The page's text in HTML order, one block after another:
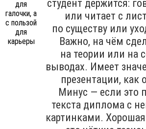
студент держится:
или читает с
по существу или
Важно, на чём
на теории или на
выводах. Имеет
презентации, как
Минус — если это
текста диплома с
картинками.